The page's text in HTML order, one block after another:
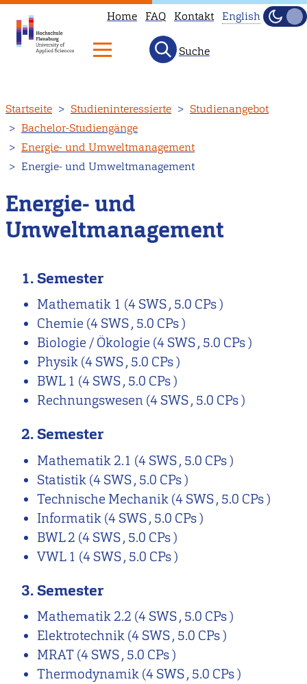
zum
Inhalt
Home FAQ Kontakt
not
English
Hell
Suche
Startseite Studieninteressierte
Studienangebot
Bachelor-Studiengänge
Energie- und Umweltmanagement
Energie- und Umweltmanagement
Energie- und
Umweltmanagement
1. Semester
Mathematik 1 (4 SWS , 5.0 CPs )
Chemie (4 SWS , 5.0 CPs )
Biologie / Ökologie (4 SWS , 5.0 CPs )
Physik (4 SWS , 5.0 CPs )
BWL 1 (4 SWS , 5.0 CPs )
Rechnungswesen (4 SWS , 5.0 CPs )
2. Semester
Mathematik 2.1 (4 SWS , 5.0 CPs )
Statistik (4 SWS , 5.0 CPs )
Technische Mechanik (4 SWS , 5.0 CPs )
Informatik (4 SWS , 5.0 CPs )
BWL 2 (4 SWS , 5.0 CPs )
VWL 1 (4 SWS , 5.0 CPs )
3. Semester
Mathematik 2.2 (4 SWS , 5.0 CPs )
Elektrotechnik (4 SWS , 5.0 CPs )
MRAT (4 SWS , 5.0 CPs )
Thermodynamik (4 SWS , 5.0 CPs )